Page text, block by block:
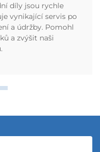
díly jsou rychle
vynikající servis po
a údržby. Pomohl
a zvýšit naši